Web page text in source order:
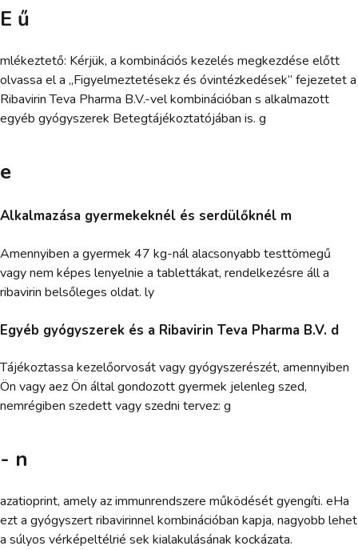
E ű
mlékeztető: Kérjük, a kombinációs kezelés megkezdése előtt
olvassa el a „Figyelmeztetésekz és óvintézkedések” fejezetet a
Ribavirin Teva Pharma B.V.-vel kombinációban s alkalmazott
egyéb gyógyszerek Betegtájékoztatójában is. g
e
Alkalmazása gyermekeknél és serdülőknél m
Amennyiben a gyermek 47 kg-nál alacsonyabb testtömegű
vagy nem képes lenyelnie a tablettákat, rendelkezésre áll a
ribavirin belsőleges oldat. ly
Egyéb gyógyszerek és a Ribavirin Teva Pharma B.V. d
Tájékoztassa kezelőorvosát vagy gyógyszerészét, amennyiben
Ön vagy aez Ön által gondozott gyermek jelenleg szed,
nemrégiben szedett vagy szedni tervez: g
- n
azatioprint, amely az immunrendszere működését gyengíti. eHa
ezt a gyógyszert ribavirinnel kombinációban kapja, nagyobb lehet
a súlyos vérképeltélrié sek kialakulásának kockázata.